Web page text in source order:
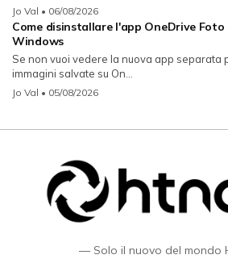
Jo Val • 06/08/2026
Come disinstallare l'app OneDrive Foto
Windows
Se non vuoi vedere la nuova app separata
immagini salvate su On...
Jo Val • 05/08/2026
— Solo il nuovo del mondo